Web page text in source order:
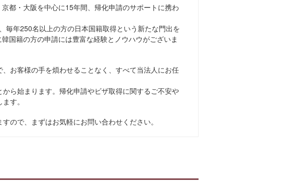
都・大阪を中心に15年間、帰化申請のサポートに携わ
毎年250名以上の方の日本国籍取得という新たな門出を
国籍の方の申請には豊富な経験とノウハウがございま
お客様の手を煩わせることなく、すべて当法人にお任
ら始まります。帰化申請やビザ取得に関するご不安や
す。
ので、まずはお気軽にお問い合わせください。